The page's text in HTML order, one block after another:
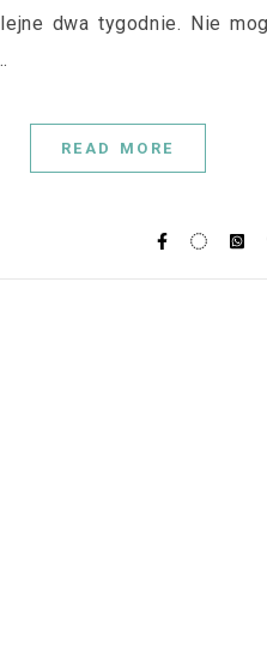
dwa tygodnie. Nie
READ MORE